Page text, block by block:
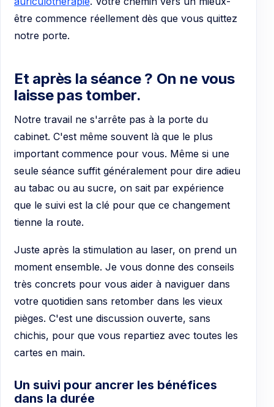
être commence réellement dès que vous quittez
notre porte.
Et après la séance ? On ne vous
laisse pas tomber.
Notre travail ne s'arrête pas à la porte du
cabinet. C'est même souvent là que le plus
important commence pour vous. Même si une
seule séance suffit généralement pour dire adieu
au tabac ou au sucre, on sait par expérience
que le suivi est la clé pour que ce changement
tienne la route.
Juste après la stimulation au laser, on prend un
moment ensemble. Je vous donne des conseils
très concrets pour vous aider à naviguer dans
votre quotidien sans retomber dans les vieux
pièges. C'est une discussion ouverte, sans
chichis, pour que vous repartiez avec toutes les
cartes en main.
Un suivi pour ancrer les bénéfices
dans la durée